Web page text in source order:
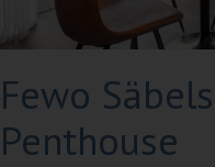
Fewo
Penthouse